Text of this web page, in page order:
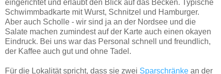
eingerichtet und erlaubt den Blick auf das Becken. Typische
Schwimmbadkarte mit Wurst, Schnitzel und Hamburger.
Aber auch Scholle - wir sind ja an der Nordsee und die
Salate machen zumindest auf der Karte auch einen okayen
Eindruck. Bei uns war das Personal schnell und freundlich,
der Kaffee auch gut und ohne Tadel.
Für die Lokalität spricht, dass sie zwei Sparschränke an der